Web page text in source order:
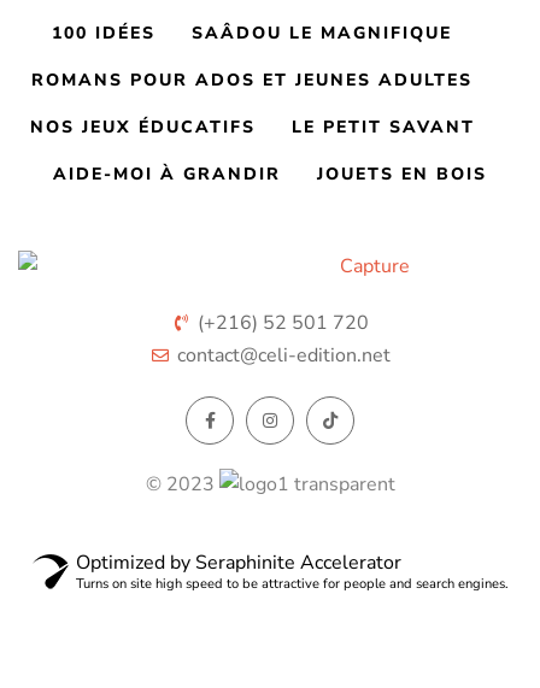
100 IDÉES SAÂDOU LE MAGNIFIQUE
ROMANS POUR ADOS ET JEUNES ADULTES
NOS JEUX ÉDUCATIFS LE PETIT SAVANT
AIDE-MOI À GRANDIR JOUETS EN BOIS
(+216) 52 501 720
contact@celi-edition.net
© 2023
Optimized by Seraphinite Accelerator
Turns on site high speed to be attractive for people and search engines.